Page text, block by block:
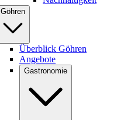
Göhren
Überblick Göhren
Angebote
Gastronomie